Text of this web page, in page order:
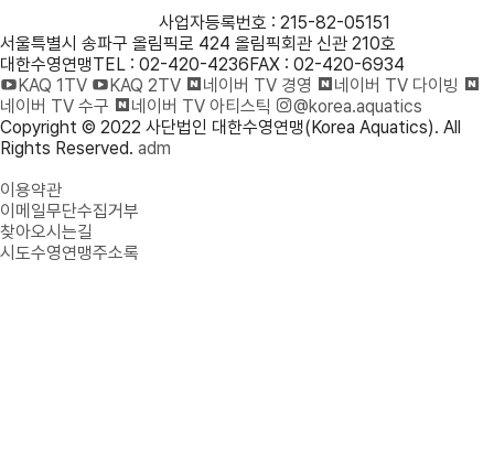
사업자등록번호 : 215-82-05151
서울특별시 송파구 올림픽로 424 올림픽회관 신관 210호
대한수영연맹TEL : 02-420-4236FAX : 02-420-6934
KAQ 1TV
KAQ 2TV 네이버 TV 경영
네이버 TV 다이빙
네이버 TV 수구
네이버 TV 아티스틱
@korea.aquatics
Copyright © 2022 사단법인 대한수영연맹(Korea Aquatics). All
Rights Reserved. adm
이용약관
이메일무단수집거부
찾아오시는길
시도수영연맹주소록